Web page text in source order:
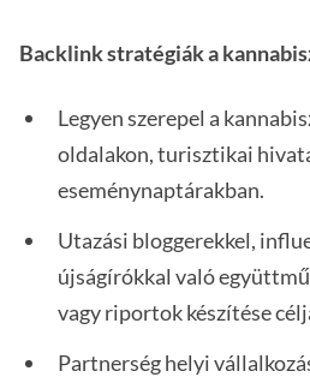
Backlink stratégiák a
Legyen szerepel a
oldalakon, turisztikai
eseménynaptárakban.
Utazási bloggerekkel,
újságírókkal való
vagy riportok készítése
Partnerség helyi